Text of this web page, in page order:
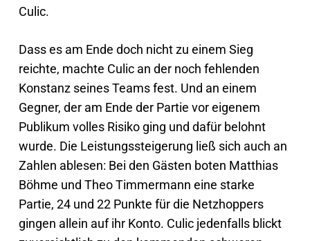
Culic.
Dass es am Ende doch nicht zu einem Sieg
reichte, machte Culic an der noch fehlenden
Konstanz seines Teams fest. Und an einem
Gegner, der am Ende der Partie vor eigenem
Publikum volles Risiko ging und dafür belohnt
wurde. Die Leistungssteigerung ließ sich auch an
Zahlen ablesen: Bei den Gästen boten Matthias
Böhme und Theo Timmermann eine starke
Partie, 24 und 22 Punkte für die Netzhoppers
gingen allein auf ihr Konto. Culic jedenfalls blickt